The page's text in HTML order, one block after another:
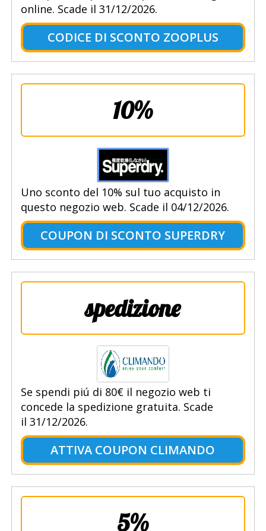
online. Scade il 31/12/2026.
CODICE DI SCONTO ZOOPLUS
10%
Uno sconto del 10% sul tuo acquisto in
questo negozio web. Scade il 04/12/2026.
COUPON DI SCONTO SUPERDRY
spedizione
Se spendi piú di 80€ il negozio web ti
concede la spedizione gratuita. Scade
il 31/12/2026.
ATTIVA COUPON CLIMANDO
5%